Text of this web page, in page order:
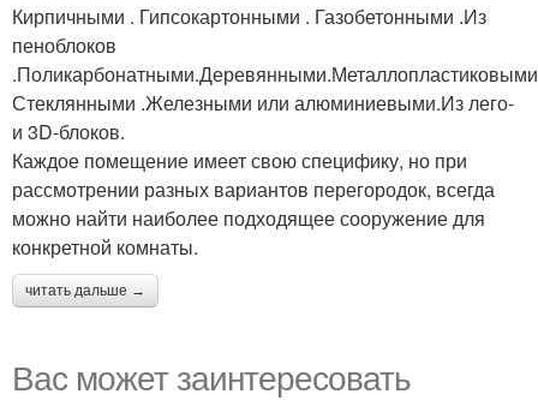
Кирпичными . Гипсокартонными . Газобетонными .Из
пеноблоков
Стеклянными .Железными или алюминиевыми.Из лего-
и 3D-блоков.
Каждое помещение имеет свою специфику, но при
рассмотрении разных вариантов перегородок, всегда
можно найти наиболее подходящее сооружение для
конкретной комнаты.
читать дальше →
Вас может заинтересовать